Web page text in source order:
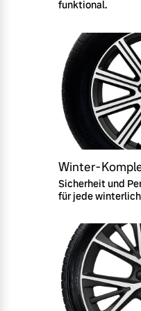
funktional.
Winter-
Sicherheit und
für jede